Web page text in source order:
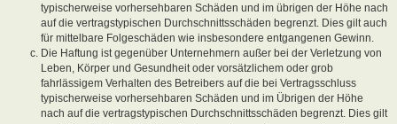
typischerweise vorhersehbaren Schäden und im übrigen der Höhe nach
auf die vertragstypischen Durchschnittsschäden begrenzt. Dies gilt auch
für mittelbare Folgeschäden wie insbesondere entgangenen Gewinn.
Die Haftung ist gegenüber Unternehmern außer bei der Verletzung von
Leben, Körper und Gesundheit oder vorsätzlichem oder grob
fahrlässigem Verhalten des Betreibers auf die bei Vertragsschluss
typischerweise vorhersehbaren Schäden und im Übrigen der Höhe
nach auf die vertragstypischen Durchschnittsschäden begrenzt. Dies gilt